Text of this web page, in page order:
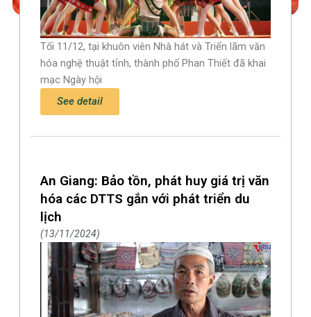
Tối 11/12, tại khuôn viên Nhà hát và Triển lãm văn
hóa nghệ thuật tỉnh, thành phố Phan Thiết đã khai
mạc Ngày hội
See detail
An Giang: Bảo tồn, phát huy giá trị văn
hóa các DTTS gắn với phát triển du
lịch
13/11/2024